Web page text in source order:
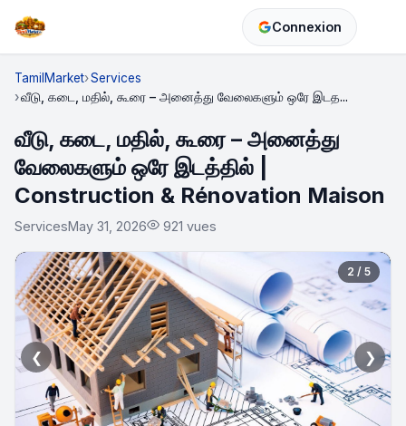
Connexion
TamilMarket Services
வீடு, கடை, மதில், கூரை – அனைத்து வேலைகளும் ஒரே இடத...
வீடு, கடை, மதில், கூரை – அனைத்து
வேலைகளும் ஒரே இடத்தில் |
Construction & Rénovation Maison
ServicesMay 31, 2026 921 vues
❮ ❯
2 / 5